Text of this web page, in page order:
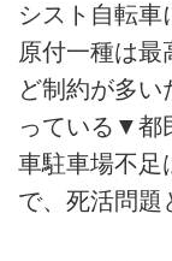
シスト自転
原付一種は最
ど制約が多
っている▼都
車駐車場不足
で、死活問題